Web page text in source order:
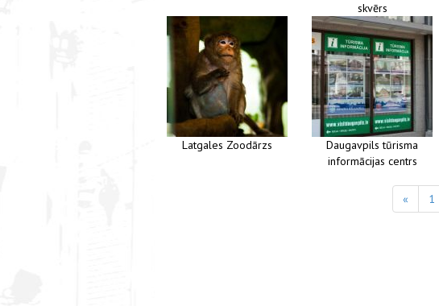
skvērs
Latgales Zoodārzs
Daugavpils tūrisma
informācijas centrs
« 1